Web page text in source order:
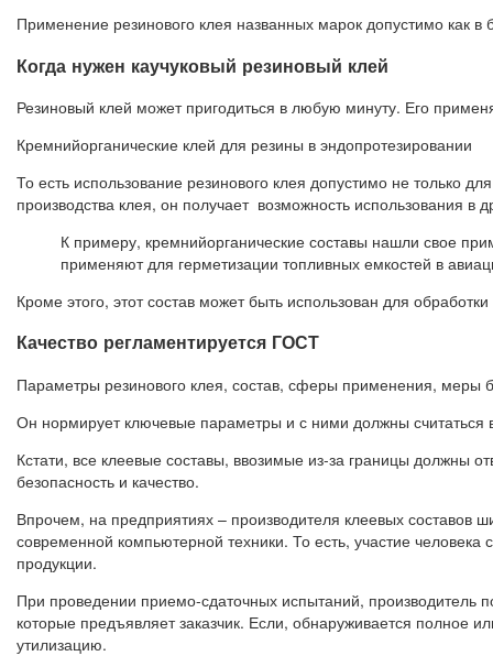
Применение резинового клея названных марок допустимо как
Когда нужен каучуковый резиновый клей
Резиновый клей может пригодиться в любую минуту. Его
Кремнийорганические клей для резины в эндопротезировании
То есть использование резинового клея допустимо не только
производства клея, он получает возможность использования в
К примеру, кремнийорганические составы нашли свое
применяют для герметизации топливных емкостей в
Кроме этого, этот состав может быть использован для
Качество регламентируется ГОСТ
Параметры резинового клея, состав, сферы применения, меры
Он нормирует ключевые параметры и с ними должны
Кстати, все клеевые составы, ввозимые из-за границы должны
безопасность и качество.
Впрочем, на предприятиях – производителя клеевых составов
современной компьютерной техники. То есть, участие
продукции.
При проведении приемо-сдаточных испытаний, производитель
которые предъявляет заказчик. Если, обнаруживается полное
утилизацию.